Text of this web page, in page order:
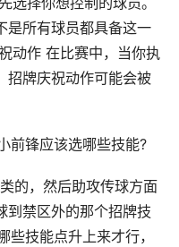
是所有球员都具备这一
动作 在比赛中，当你执
招牌庆祝动作可能会被
前锋应该选哪些技能?
的，然后助攻传球方面
到禁区外的那个招牌技
技能点升上来才行，